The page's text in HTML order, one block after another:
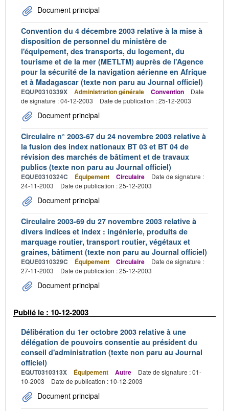
Document principal
Convention du 4 décembre 2003 relative à la mise à
disposition de personnel du ministère de
l'équipement, des transports, du logement, du
tourisme et de la mer (METLTM) auprès de l'Agence
pour la sécurité de la navigation aérienne en Afrique
et à Madagascar (texte non paru au Journal officiel)
EQUP0310339X Administration générale Convention
Date
de signature : 04-12-2003
Date de publication : 25-12-2003
Document principal
Circulaire n° 2003-67 du 24 novembre 2003 relative à
la fusion des index nationaux BT 03 et BT 04 de
révision des marchés de bâtiment et de travaux
publics (texte non paru au Journal officiel)
EQUE0310324C Équipement Circulaire
Date de signature :
24-11-2003
Date de publication : 25-12-2003
Document principal
Circulaire 2003-69 du 27 novembre 2003 relative à
divers indices et index : ingénierie, produits de
marquage routier, transport routier, végétaux et
graines, bâtiment (texte non paru au Journal officiel)
EQUE0310329C Équipement Circulaire
Date de signature :
27-11-2003
Date de publication : 25-12-2003
Document principal
Publié le : 10-12-2003
Délibération du 1er octobre 2003 relative à une
délégation de pouvoirs consentie au président du
conseil d'administration (texte non paru au Journal
officiel)
EQUT0310313X Équipement Autre
Date de signature : 01-
10-2003
Date de publication : 10-12-2003
Document principal